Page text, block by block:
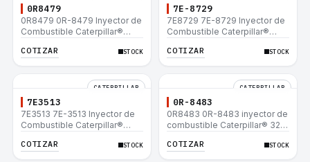
0R8479
0R8479 0R-8479 Inyector de
Combustible Caterpillar®
IT14B 910E
COTIZAR STOCK
7E-8729
7E8729 7E-8729 Inyector de
Combustible Caterpillar®
IT14B 910E
COTIZAR STOCK
CATERPILLAR
7E3513
7E3513 7E-3513 Inyector de
Combustible Caterpillar®
IT14B 910E
COTIZAR STOCK
CATERPILLAR
0R-8483
0R8483 0R-8483 inyector de
combustible Caterpillar® 320
320N 320-A S IT18F IT28F
COTIZAR STOCK